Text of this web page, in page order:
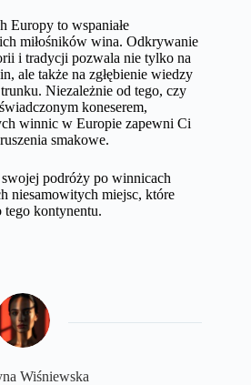
Europy to wspaniałe
miłośników wina. Odkrywanie
i tradycji pozwala nie tylko na
ale także na zgłębienie wiedzy
Niezależnie od tego, czy
koneserem,
winnic w Europie zapewni Ci
smakowe.
podróży po winnicach
niesamowitych miejsc, które
tego kontynentu.
Wiśniewska